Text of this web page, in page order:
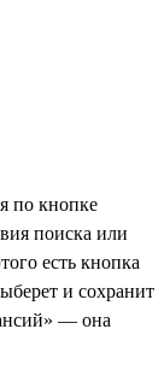
по кнопке
поиска или
есть кнопка
и сохранит
— она